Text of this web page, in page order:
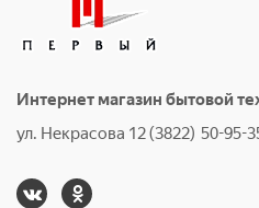
Интернет магазин бытовой
ул. Некрасова 12 (3822) 50-95-